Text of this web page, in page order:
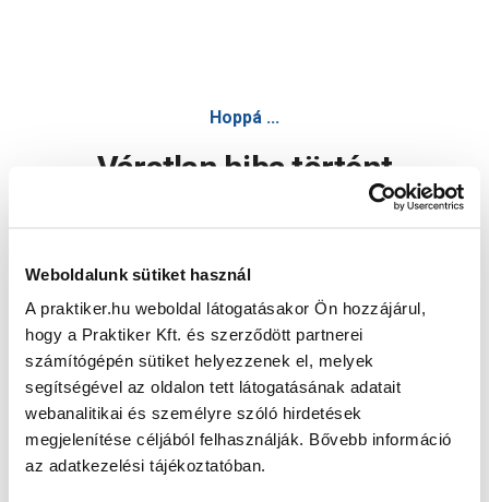
Weboldalunk sütiket használ
A praktiker.hu weboldal látogatásakor Ön hozzájárul,
hogy a Praktiker Kft. és szerződött partnerei
számítógépén sütiket helyezzenek el, melyek
segítségével az oldalon tett látogatásának adatait
webanalitikai és személyre szóló hirdetések
megjelenítése céljából felhasználják. Bővebb információ
az adatkezelési tájékoztatóban.
Hoppá ...
Váratlan hiba történt
Oldal újratöltése